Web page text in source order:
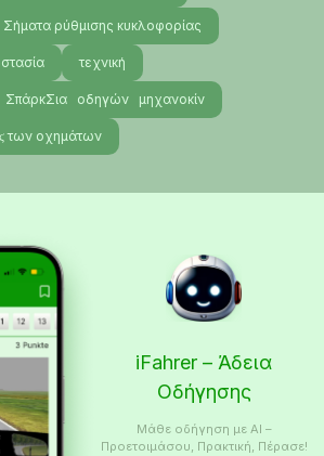
Σήματα ρύθμισης κυκλοφορίας
τεχνική
ΣπάρκΣια οδηγών μηχανοκίν
των οχημάτων
iFahrer – Άδεια
Οδήγησης
Μάθε οδήγηση με AI –
Προετοιμάσου, Πρακτική, Πέρασε!